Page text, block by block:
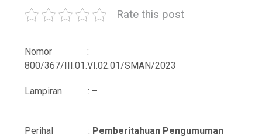
Rate this post
Nomor :
800/367/III.01.VI.02.01/SMAN/2023
Lampiran : –
Perihal : Pemberitahuan Pengumuman